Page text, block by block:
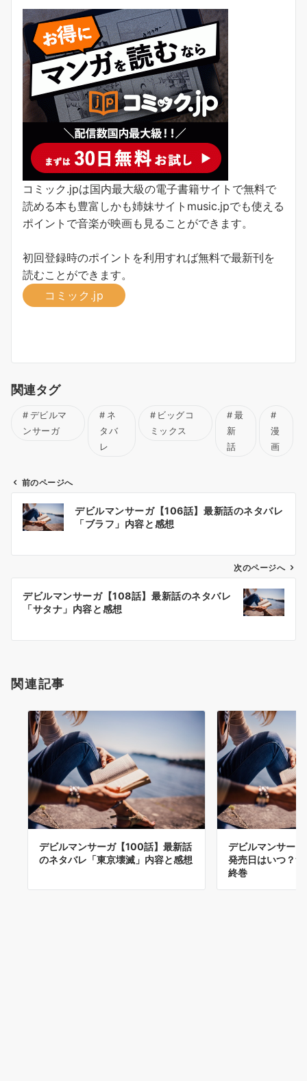
コミック.jpは国内最大級の電子書籍サイトで無料で
読める本も豊富しかも姉妹サイトmusic.jpでも使える
ポイントで音楽が映画も見ることができます。
初回登録時のポイントを利用すれば無料で最新刊を
読むことができます。
コミック.jp
関連タグ
デビルマ
ンサーガ
ネ
タバ
レ
ビッグコ
ミックス
最
新
話
漫
画
ビ
ン
前のページへ
デビルマンサーガ【106話】最新話のネタバレ
「ブラフ」内容と感想
次のページへ
デビルマンサーガ【108話】最新話のネタバレ
「サタナ」内容と感想
関連記事
デビルマンサーガ【100話】最新話
のネタバレ「東京壊滅」内容と感想
デビルマンサー
発売日はいつ？
終巻